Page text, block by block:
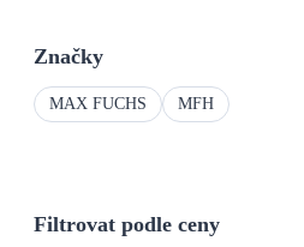
Značky
MAX FUCHS MFH
Filtrovat podle ceny